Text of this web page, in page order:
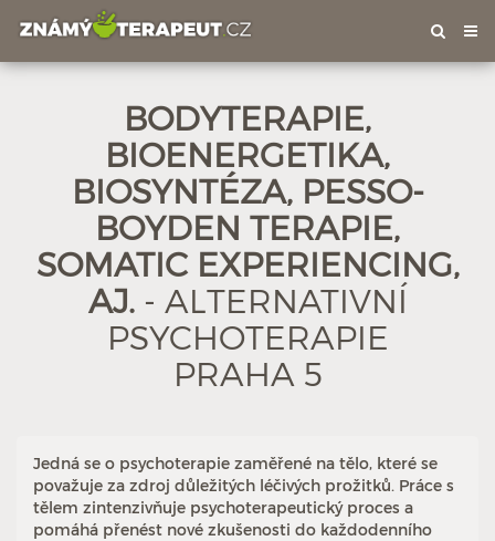
BODYTERAPIE,
BIOENERGETIKA,
BIOSYNTÉZA, PESSO-
BOYDEN TERAPIE,
SOMATIC EXPERIENCING,
AJ.- ALTERNATIVNÍ
PSYCHOTERAPIE
PRAHA 5
Jedná se o psychoterapie zaměřené na tělo, které se
považuje za zdroj důležitých léčivých prožitků. Práce s
tělem zintenzivňuje psychoterapeutický proces a
pomáhá přenést nové zkušenosti do každodenního